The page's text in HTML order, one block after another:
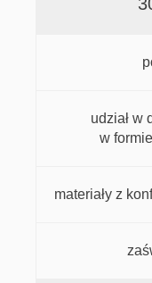
udział w
w
materiały z